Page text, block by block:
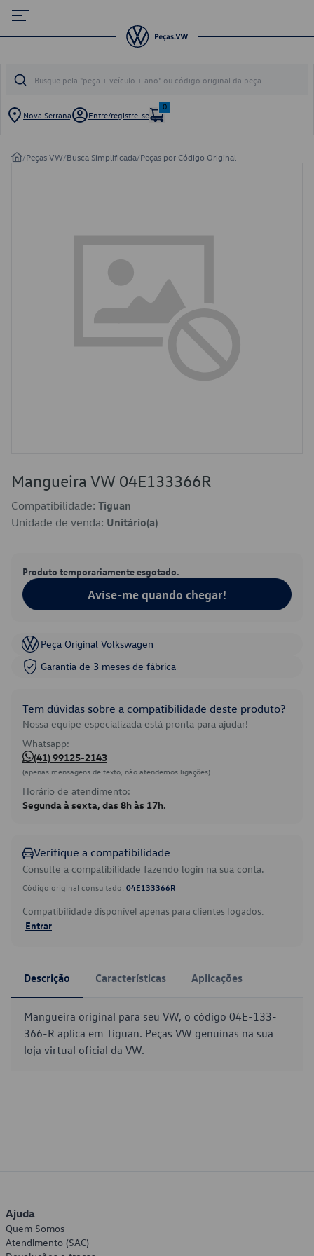
Nova Serrana Entre/registre-se
0
/Peças VW/Busca Simplificada/Peças por Código Original
Mangueira VW 04E133366R
Compatibilidade: Tiguan
Unidade de venda: Unitário(a)
Produto temporariamente esgotado.
Avise-me quando chegar!
Peça Original Volkswagen
Garantia de 3 meses de fábrica
Tem dúvidas sobre a compatibilidade deste produto?
Nossa equipe especializada está pronta para ajudar!
Whatsapp:
(41) 99125-2143
(apenas mensagens de texto, não atendemos ligações)
Horário de atendimento:
Segunda à sexta, das 8h às 17h.
Verifique a compatibilidade
Consulte a compatibilidade fazendo login na sua conta.
Código original consultado: 04E133366R
Compatibilidade disponível apenas para clientes logados.
Entrar
Descrição Características Aplicações
Mangueira original para seu VW, o código 04E-133-
366-R aplica em Tiguan. Peças VW genuínas na sua
loja virtual oficial da VW.
Ajuda
Quem Somos
Atendimento (SAC)